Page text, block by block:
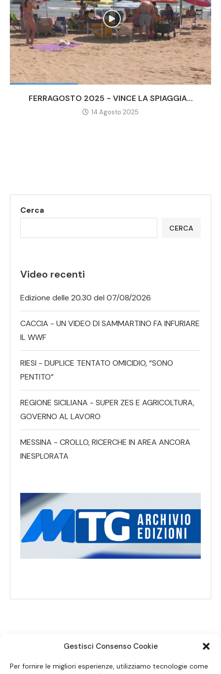
Gestisci Consenso Cookie
Per fornire le migliori esperienze, utilizziamo tecnologie come
FERRAGOSTO 2025 - VINCE LA SPIAGGIA...
14 Agosto 2025
Cerca
CERCA
Video recenti
Edizione delle 20.30 del 07/08/2026
CACCIA - UN VIDEO DI SAMMARTINO FA INFURIARE
IL WWF
RIESI - DUPLICE TENTATO OMICIDIO, “SONO
PENTITO”
REGIONE SICILIANA - SUPER ZES E AGRICOLTURA,
GOVERNO AL LAVORO
MESSINA - CROLLO, RICERCHE IN AREA ANCORA
INESPLORATA
SEGUICI SUI SOCIAL